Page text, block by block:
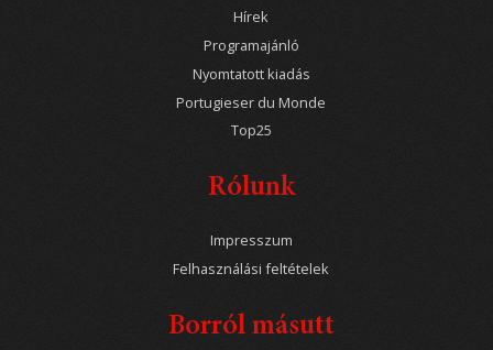
Hírek
Programajánló
Nyomtatott kiadás
Portugieser du Monde
Top25
Rólunk
Impresszum
Felhasználási feltételek
Borról másutt